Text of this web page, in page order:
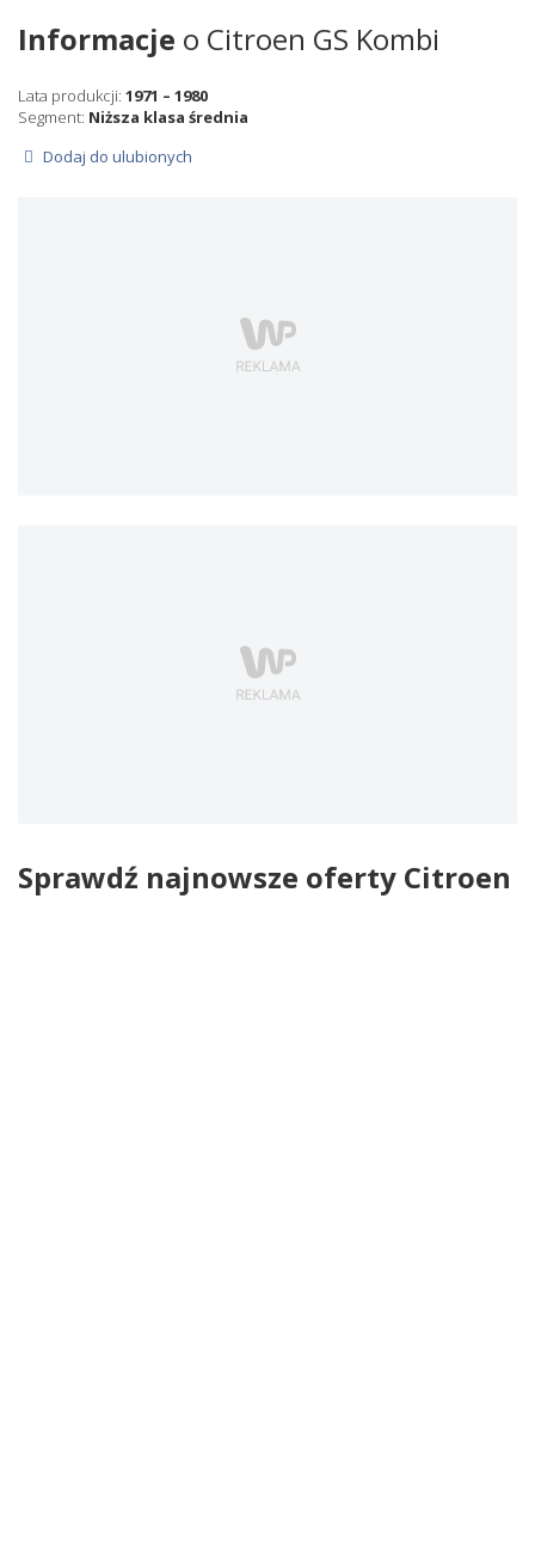
Informacje o Citroen GS Kombi
Lata produkcji: 1971 – 1980
Segment: Niższa klasa średnia
Dodaj do ulubionych
Sprawdź najnowsze oferty Citroen